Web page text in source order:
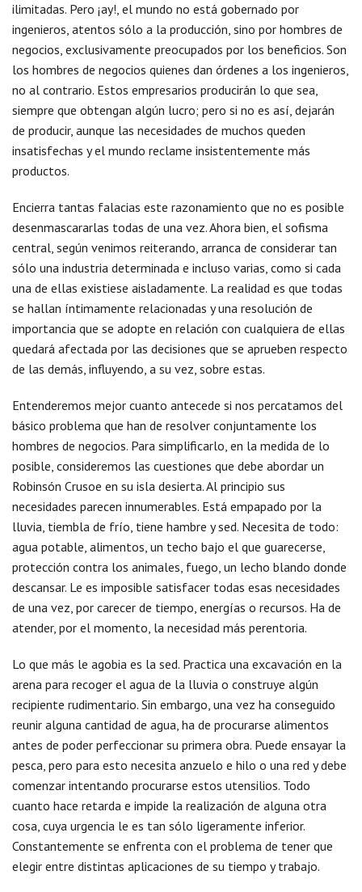
ilimitadas. Pero ¡ay!, el mundo no está gobernado por
ingenieros, atentos sólo a la producción, sino por hombres de
negocios, exclusivamente preocupados por los beneficios. Son
los hombres de negocios quienes dan órdenes a los ingenieros,
no al contrario. Estos empresarios producirán lo que sea,
siempre que obtengan algún lucro; pero si no es así, dejarán
de producir, aunque las necesidades de muchos queden
insatisfechas y el mundo reclame insistentemente más
productos.
Encierra tantas falacias este razonamiento que no es posible
desenmascararlas todas de una vez. Ahora bien, el sofisma
central, según venimos reiterando, arranca de considerar tan
sólo una industria determinada e incluso varias, como si cada
una de ellas existiese aisladamente. La realidad es que todas
se hallan íntimamente relacionadas y una resolución de
importancia que se adopte en relación con cualquiera de ellas
quedará afectada por las decisiones que se aprueben respecto
de las demás, influyendo, a su vez, sobre estas.
Entenderemos mejor cuanto antecede si nos percatamos del
básico problema que han de resolver conjuntamente los
hombres de negocios. Para simplificarlo, en la medida de lo
posible, consideremos las cuestiones que debe abordar un
Robinsón Crusoe en su isla desierta. Al principio sus
necesidades parecen innumerables. Está empapado por la
lluvia, tiembla de frío, tiene hambre y sed. Necesita de todo:
agua potable, alimentos, un techo bajo el que guarecerse,
protección contra los animales, fuego, un lecho blando donde
descansar. Le es imposible satisfacer todas esas necesidades
de una vez, por carecer de tiempo, energías o recursos. Ha de
atender, por el momento, la necesidad más perentoria.
Lo que más le agobia es la sed. Practica una excavación en la
arena para recoger el agua de la lluvia o construye algún
recipiente rudimentario. Sin embargo, una vez ha conseguido
reunir alguna cantidad de agua, ha de procurarse alimentos
antes de poder perfeccionar su primera obra. Puede ensayar la
pesca, pero para esto necesita anzuelo e hilo o una red y debe
comenzar intentando procurarse estos utensilios. Todo
cuanto hace retarda e impide la realización de alguna otra
cosa, cuya urgencia le es tan sólo ligeramente inferior.
Constantemente se enfrenta con el problema de tener que
elegir entre distintas aplicaciones de su tiempo y trabajo.